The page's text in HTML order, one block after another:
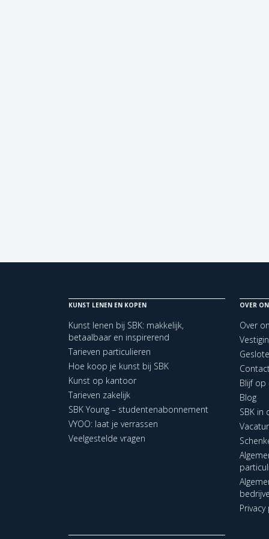
KUNST LENEN EN KOPEN
Kunst lenen bij SBK: makkelijk,
betaalbaar en inspirerend
Tarieven particulieren
Hoe koop je kunst bij SBK
Kunst op kantoor
Tarieven zakelijk
SBK Young – studentenabonnement
VYOO: laat je verrassen
Veelgestelde vragen
OVER
Over
Blijf op
Blog
SBK in